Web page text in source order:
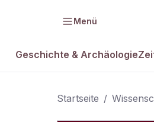
Menü
Geschichte & Archäologie
Startseite /